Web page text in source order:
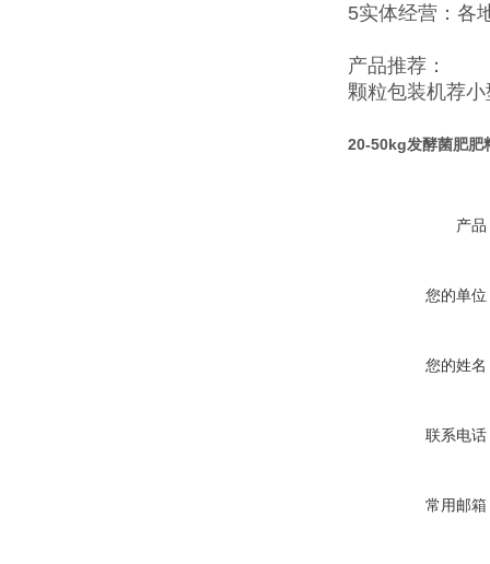
5实体经营：各
产品推荐：
颗粒包装机荐小
20-50kg发酵菌肥肥
产品
您的单位
您的姓名
联系电话
常用邮箱